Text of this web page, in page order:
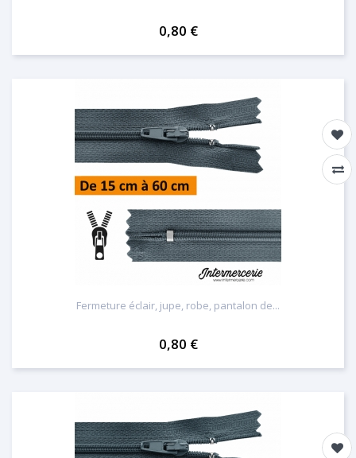
0,80 €
Fermeture éclair, jupe, robe, pantalon de...
0,80 €